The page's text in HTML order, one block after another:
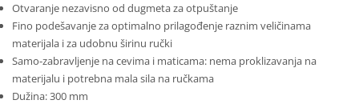
Otvaranje nezavisno od dugmeta za otpuštanje
Fino podešavanje za optimalno prilagođenje raznim veličinama
materijala i za udobnu širinu ručki
Samo-zabravljenje na cevima i maticama: nema proklizavanja na
materijalu i potrebna mala sila na ručkama
Dužina: 300 mm